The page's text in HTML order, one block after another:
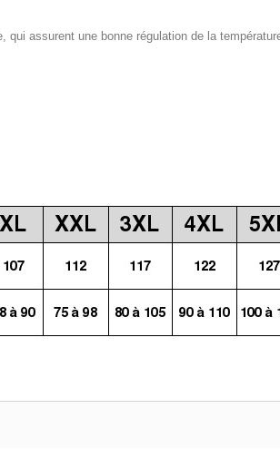
assurent une bonne régulation de la